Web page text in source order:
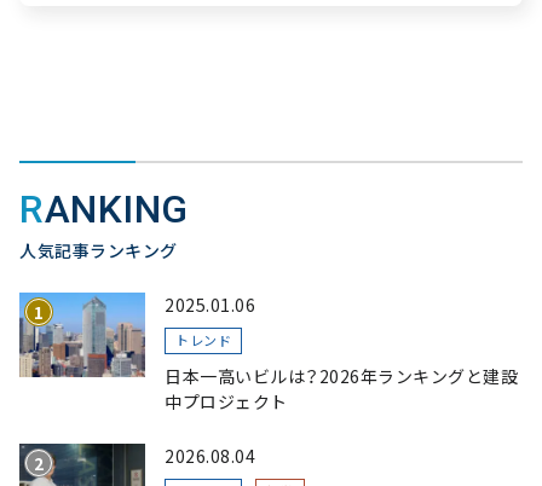
RANKING
人気記事ランキング
2025.01.06
トレンド
日本一高いビルは？2026年ランキングと建設
中プロジェクト
2026.08.04